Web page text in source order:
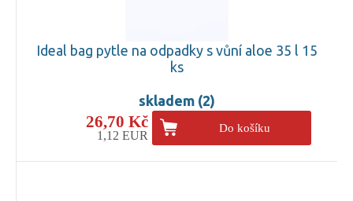
Ideal bag pytle na odpadky s vůní aloe 35 l 15
ks
skladem (2)
26,70 Kč
1,12 EUR
Do košíku